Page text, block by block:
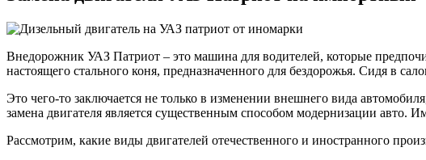
Внедорожник УАЗ Патриот – это машина для водителей, которые
настоящего стального коня, предназначенного для бездорожья. Сидя в
Это чего-то заключается не только в изменении внешнего вида
замена двигателя является существенным способом модернизации
Рассмотрим, какие виды двигателей отечественного и иностранного